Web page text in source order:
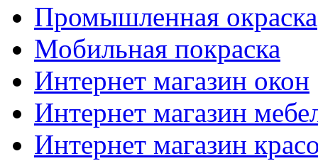
Промышленная окраска
Мобильная покраска
Интернет магазин окон
Интернет магазин
Интернет магазин